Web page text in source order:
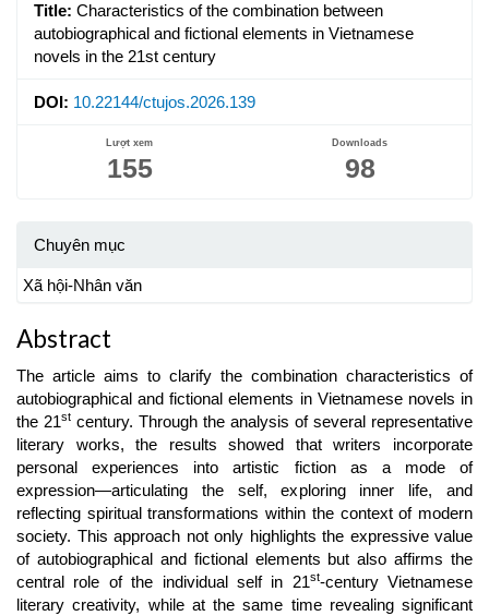
Title: Characteristics of the combination between
autobiographical and fictional elements in Vietnamese
novels in the 21st century
DOI: 10.22144/ctujos.2026.139
Lượt xem
155
Downloads
98
Chuyên mục
Xã hội-Nhân văn
Abstract
The article aims to clarify the combination characteristics of
autobiographical and fictional elements in Vietnamese novels in
the 21st century. Through the analysis of several representative
literary works, the results showed that writers incorporate
personal experiences into artistic fiction as a mode of
expression—articulating the self, exploring inner life, and
reflecting spiritual transformations within the context of modern
society. This approach not only highlights the expressive value
of autobiographical and fictional elements but also affirms the
central role of the individual self in 21st-century Vietnamese
literary creativity, while at the same time revealing significant